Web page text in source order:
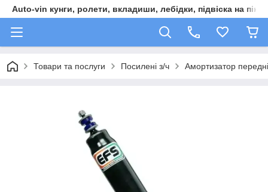
Auto-vin кунги, ролети, вкладиши, лебідки, підвіска на пікап
Товари та послуги Посилені з/ч Амортизатор